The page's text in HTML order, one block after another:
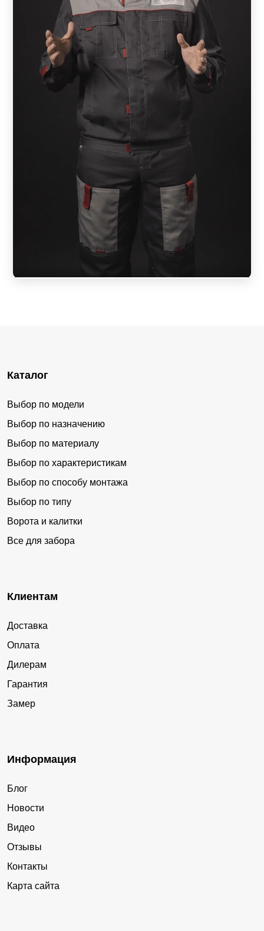
Каталог
Выбор по модели
Выбор по назначению
Выбор по материалу
Выбор по характеристикам
Выбор по способу монтажа
Выбор по типу
Ворота и калитки
Все для забора
Клиентам
Доставка
Оплата
Дилерам
Гарантия
Замер
Информация
Блог
Новости
Видео
Отзывы
Контакты
Карта сайта